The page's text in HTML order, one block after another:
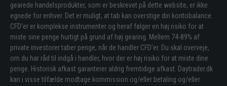
gearede handelsprodukter, som er beskrevet på dette website, er ikke
egnede for enhver. Det er muligt, at tab kan overstige din kontobalance.
CFD’er er komplekse instrumenter og heraf følger en høj risiko for at
miste sine penge hurtigt på grund af høj gearing. Mellem 74-89% af
private investorer taber penge, når de handler CFD’er. Du skal overveje,
om du har råd til indgå i handler, hvor der er høj risiko for at miste dine
penge. Historisk afkast garanterer aldrig fremtidige afkast. Daytrader.dk
kan i visse tilfælde modtage kommission og/eller betaling og/eller